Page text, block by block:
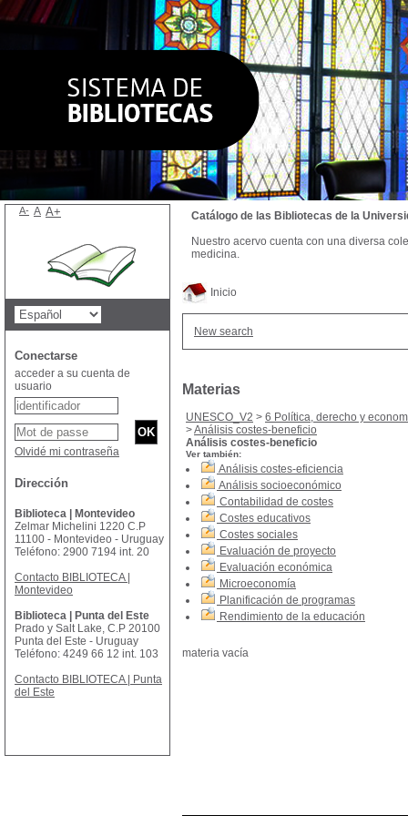
Inicio
New search
Materias
UNESCO_V2 > 6 Política, derecho y
>Análisis costes-beneficio
Análisis costes-beneficio
Ver también:
Análisis costes-eficiencia
Análisis socioeconómico
Contabilidad de costes
Costes educativos
Costes sociales
Evaluación de proyecto
Evaluación económica
Microeconomía
Planificación de programas
Rendimiento de la educación
materia vacía
Catálogo de las Bibliotecas de la
Nuestro acervo cuenta con una diversa
medicina.
A- A A+
Conectarse
acceder a su cuenta de
usuario
Olvidé mi contraseña
Dirección
Biblioteca | Montevideo
Zelmar Michelini 1220 C.P
11100 - Montevideo - Uruguay
Teléfono: 2900 7194 int. 20
Contacto BIBLIOTECA |
Montevideo
Biblioteca | Punta del Este
Prado y Salt Lake, C.P 20100
Punta del Este - Uruguay
Teléfono: 4249 66 12 int. 103
Contacto BIBLIOTECA | Punta
del Este